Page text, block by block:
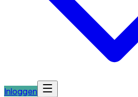
Inloggen